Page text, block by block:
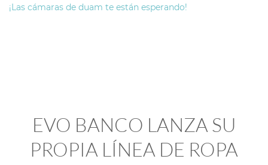
¡Las cámaras de duam te están esperando!
EVO BANCO LANZA SU
PROPIA LÍNEA DE ROPA